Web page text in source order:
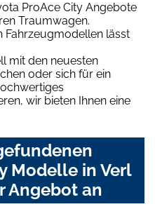
ProAce City Angebote
Traumwagen.
Fahrzeugmodellen lässt
mit den neuesten
oder sich für ein
wir bieten Ihnen eine
Modelle in Verl
Angebot an